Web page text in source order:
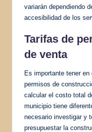
variarán dependiendo
accesibilidad de los
Tarifas de
de venta
Es importante tener
permisos de
calcular el costo total
municipio tiene
necesario investigar y
presupuestar la